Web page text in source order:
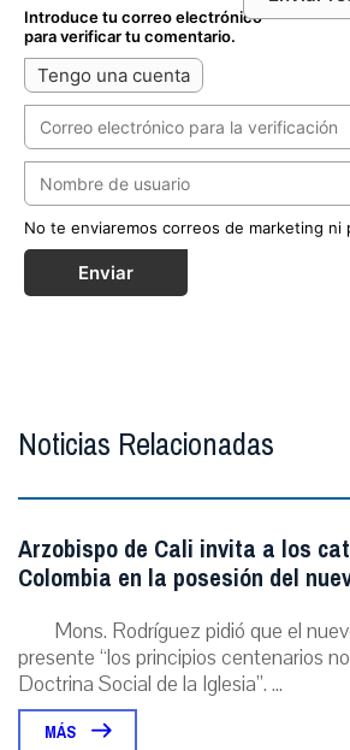
Introduce tu correo electrónico
para verificar tu comentario.
Tengo una cuenta
No te enviaremos correos de marketing ni
Enviar
Noticias Relacionadas
Arzobispo de Cali invita a los
Colombia en la posesión del
Mons. Rodríguez pidió que el
presente “los principios centenarios
Doctrina Social de la Iglesia”. ...
MÁS